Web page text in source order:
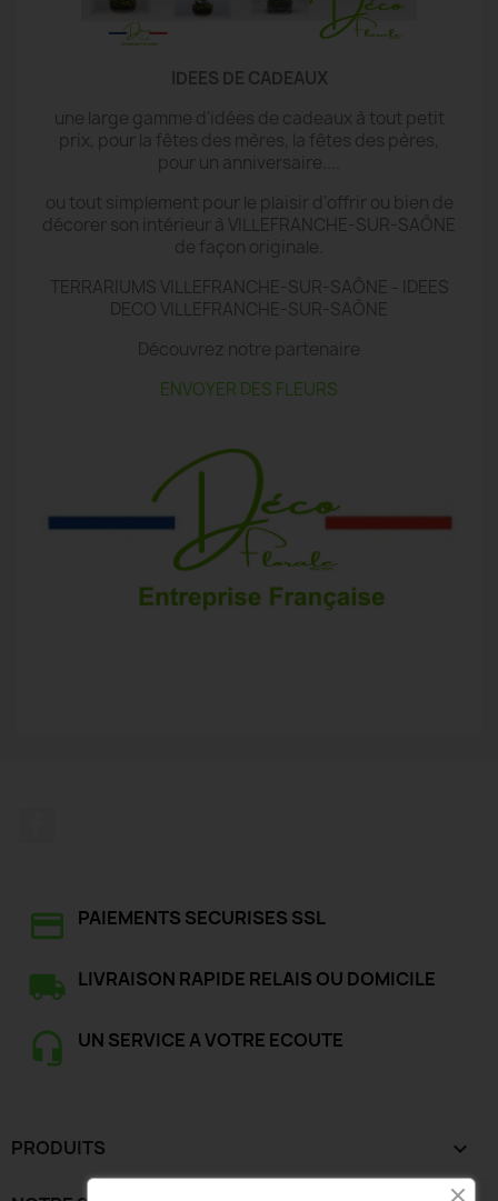
IDEES DE CADEAUX
une large gamme d'idées de cadeaux à tout petit
prix, pour la fêtes des mères, la fêtes des pères,
pour un anniversaire....
ou tout simplement pour le plaisir d'offrir ou bien de
décorer son intérieur à VILLEFRANCHE-SUR-SAÔNE
de façon originale.
TERRARIUMS VILLEFRANCHE-SUR-SAÔNE - IDEES
DECO VILLEFRANCHE-SUR-SAÔNE
Découvrez notre partenaire
ENVOYER DES FLEURS
PAIEMENTS SECURISES SSL
LIVRAISON RAPIDE RELAIS OU DOMICILE
UN SERVICE A VOTRE ECOUTE
PRODUITS 